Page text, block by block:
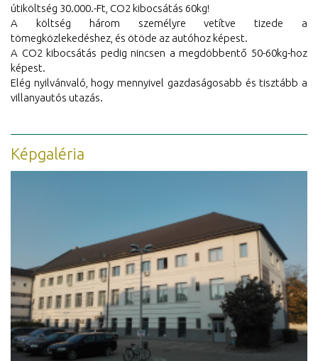
útiköltség 30.000.-Ft, CO2 kibocsátás 60kg!
A költség három személyre vetítve tizede a
tömegközlekedéshez, és ötöde az autóhoz képest.
A CO2 kibocsátás pedig nincsen a megdöbbentő 50-60kg-hoz
képest.
Elég nyilvánvaló, hogy mennyivel gazdaságosabb és tisztább a
villanyautós utazás.
Képgaléria